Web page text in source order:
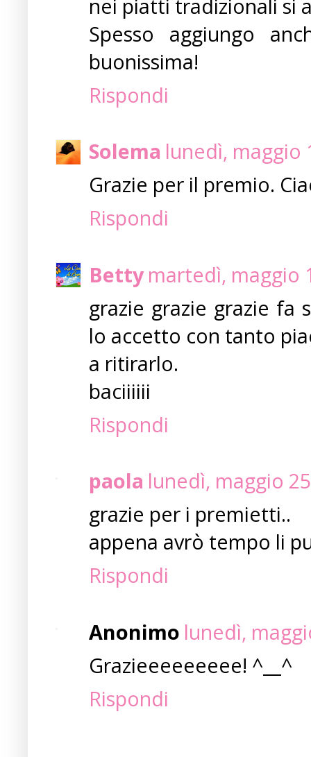
nei piatti tradizionali si
Spesso aggiungo
buonissima!
Rispondi
Solema lunedì, maggio
Grazie per il premio.
Rispondi
Betty martedì, maggio
grazie grazie grazie fa
lo accetto con tanto
a ritirarlo.
baciiiiii
Rispondi
paola lunedì, maggio
grazie per i premietti..
appena avrò tempo li
Rispondi
Anonimo lunedì,
Grazieeeeeeeee! ^__^
Rispondi